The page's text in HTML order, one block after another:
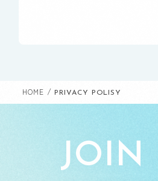
HOME /PRIVACY POLISY
JOIN